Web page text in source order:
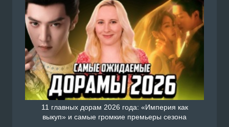
11 главных дорам 2026 года: «Империя как
выкуп» и самые громкие премьеры сезона